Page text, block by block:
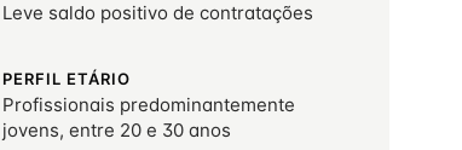
Leve saldo positivo de contratações
PERFIL ETÁRIO
Profissionais predominantemente
jovens, entre 20 e 30 anos